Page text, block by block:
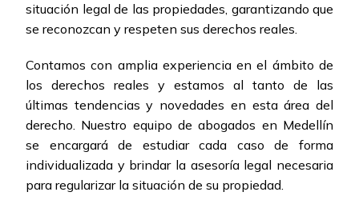
situación legal de las propiedades, garantizando que
se reconozcan y respeten sus derechos reales.
Contamos con amplia experiencia en el ámbito de
los derechos reales y estamos al tanto de las
últimas tendencias y novedades en esta área del
derecho. Nuestro equipo de abogados en Medellín
se encargará de estudiar cada caso de forma
individualizada y brindar la asesoría legal necesaria
para regularizar la situación de su propiedad.